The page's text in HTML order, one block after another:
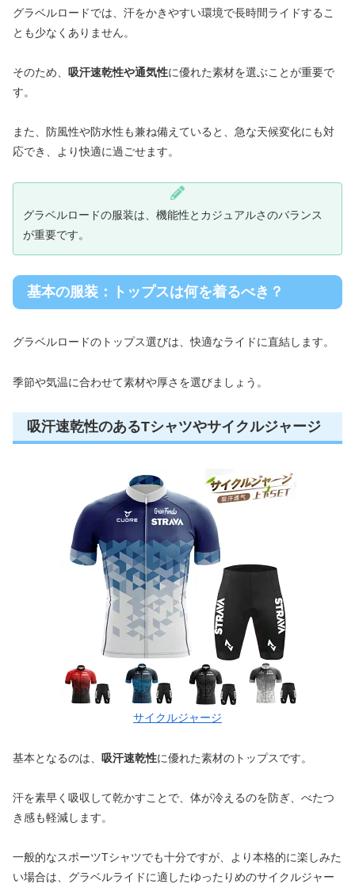
グラベルロードでは、汗をかきやすい環境で長時間ライドするこ
とも少なくありません。
そのため、 吸汗速乾性や通気性に優れた素材を選ぶことが重要で
す。
また、防風性や防水性も兼ね備えていると、急な天候変化にも対
応でき、より快適に過ごせます。
グラベルロードの服装は、機能性とカジュアルさのバランス
が重要です。
基本の服装：トップスは何を着るべき？
グラベルロードのトップス選びは、快適なライドに直結します。
季節や気温に合わせて素材や厚さを選びましょう。
吸汗速乾性のあるTシャツやサイクルジャージ
サイクルジャージ
基本となるのは、 吸汗速乾性に優れた素材のトップスです。
汗を素早く吸収して乾かすことで、体が冷えるのを防ぎ、べたつ
き感も軽減します。
一般的なスポーツTシャツでも十分ですが、より本格的に楽しみた
い場合は、グラベルライドに適したゆったりめのサイクルジャー